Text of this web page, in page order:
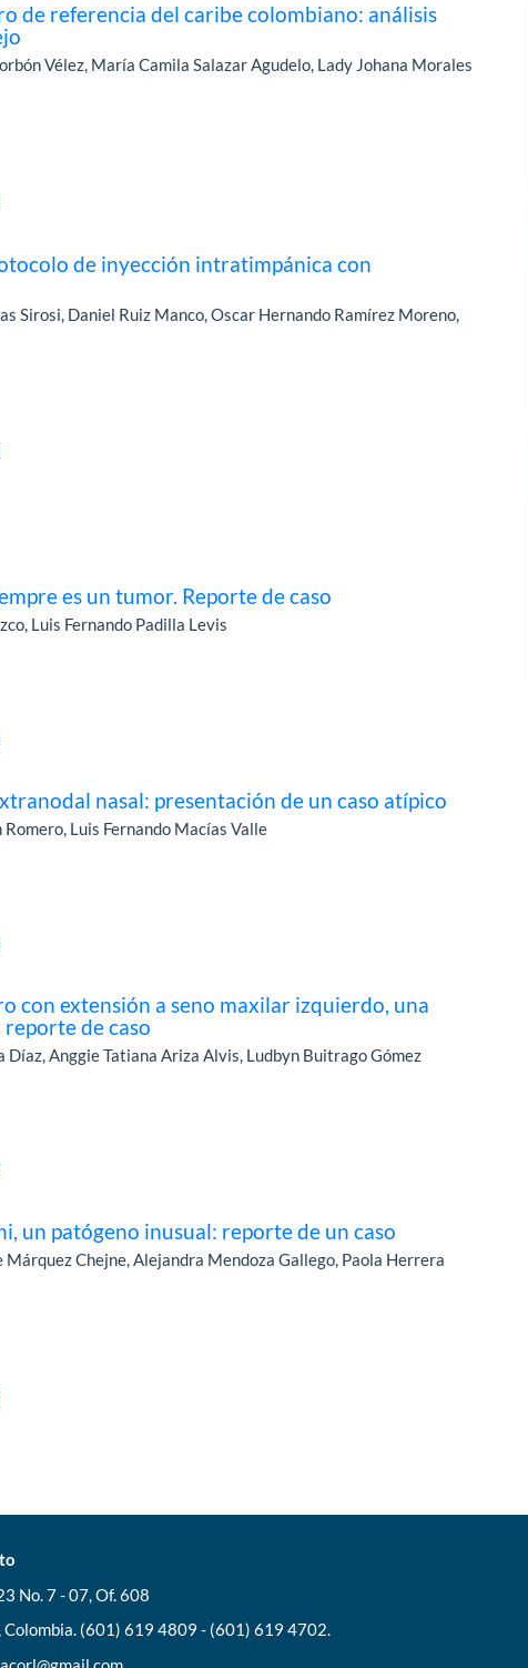
de referencia del caribe colombiano: análisis
Vélez, María Camila Salazar Agudelo, Lady Johana Morales
de inyección intratimpánica con
Sirosi, Daniel Ruiz Manco, Oscar Hernando Ramírez Moreno,
es un tumor. Reporte de caso
Luis Fernando Padilla Levis
nasal: presentación de un caso atípico
Luis Fernando Macías Valle
con extensión a seno maxilar izquierdo, una
de caso
Anggie Tatiana Ariza Alvis, Ludbyn Buitrago Gómez
un patógeno inusual: reporte de un caso
Chejne, Alejandra Mendoza Gallego, Paola Herrera
No. 7 - 07, Of. 608
Colombia. (601) 619 4809 - (601) 619 4702.